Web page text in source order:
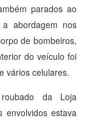
parados ao
abordagem nos
de bombeiros,
do veículo foi
vários celulares.
da Loja
estava